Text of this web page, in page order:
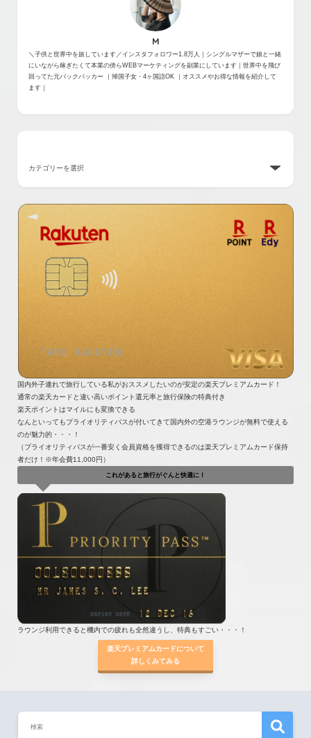
M
＼子供と世界中を旅しています／インスタフォロワー1.8万人｜シングルマザーで娘と一緒
にいながら稼ぎたくて本業の傍らWEBマーケティングを副業にしています｜世界中を飛び
回ってた元バックパッカー ｜帰国子女・4ヶ国語OK ｜オススメやお得な情報を紹介して
ます｜
国内外子連れで旅行している私がおススメしたいのが安定の楽天プレミアムカード！
通常の楽天カードと違い高いポイント還元率と旅行保険の特典付き
楽天ポイントはマイルにも変換できる
なんといってもプライオリティパスが付いてきて国内外の空港ラウンジが無料で使える
のが魅力的・・・！
（プライオリティパスが一番安く会員資格を獲得できるのは楽天プレミアムカード保持
者だけ！※年会費11,000円）
これがあると旅行がぐんと快適に！
ラウンジ利用できると機内での疲れも全然違うし、特典もすごい・・・！
楽天プレミアムカードについて
詳しくみてみる